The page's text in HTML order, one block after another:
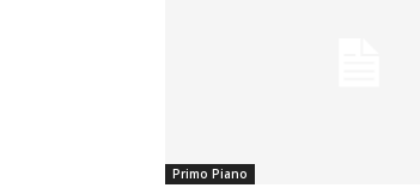
Primo Piano